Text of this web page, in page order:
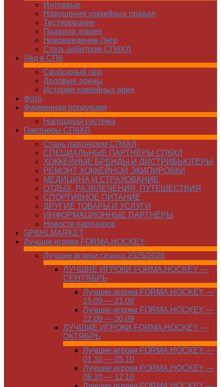
Интервью
Нарушения хоккейных правил
Тестирование
Правила хоккея
Нововведения Лиги
Стать арбитром СПбХЛ
Лёд в СПб
Свободный лёд
Ледовые арены
Истории хоккейных арен
Фото
Фирменная продукция
Наградная система
Партнеры СПбХЛ
Стань партнёром СПбХЛ
СПЕЦИАЛЬНЫЕ ПАРТНЁРЫ СПбХЛ
ХОККЕЙНЫЕ БРЕНДЫ И ДИСТРИБЬЮТЕРЫ
РЕМОНТ ХОККЕЙНОЙ ЭКИПИРОВКИ
МЕДИЦИНА И СТРАХОВАНИЕ
ОТДЫХ, РАЗВЛЕЧЕНИЯ, ПУТЕШЕСТВИЯ
СПОРТИВНОЕ ПИТАНИЕ
ДРУГИЕ ТОВАРЫ И УСЛУГИ
ИНФОРМАЦИОННЫЕ ПАРТНЁРЫ
Новости партнеров
SPBHLMARKET
Лучшие игроки FORMA.HOCKEY
Лучшие игроки сезона 2025/2026
ЛУЧШИЕ ИГРОКИ FORMA.HOCKEY —
СЕНТЯБРЬ
Лучшие игроки FORMA.HOCKEY —
15.09 — 21.09
Лучшие игроки FORMA.HOCKEY —
22.09 — 30.09
ЛУЧШИЕ ИГРОКИ FORMA.HOCKEY —
ОКТЯБРЬ
Лучшие игроки FORMA.HOCKEY —
01.10 — 05.10
Лучшие игроки FORMA.HOCKEY —
06.10 — 12.10